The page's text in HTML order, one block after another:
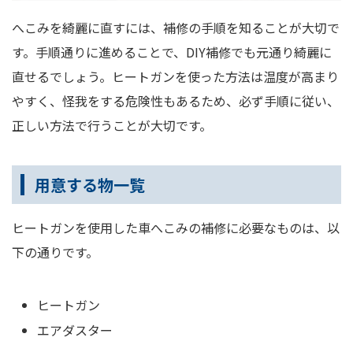
へこみを綺麗に直すには、補修の手順を知ることが大切で
す。手順通りに進めることで、DIY補修でも元通り綺麗に
直せるでしょう。ヒートガンを使った方法は温度が高まり
やすく、怪我をする危険性もあるため、必ず手順に従い、
正しい方法で行うことが大切です。
用意する物一覧
ヒートガンを使用した車へこみの補修に必要なものは、以
下の通りです。
ヒートガン
エアダスター